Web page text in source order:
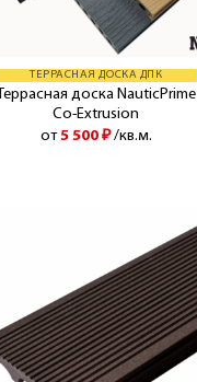
ТЕРРАСНАЯ ДОСКА ДПК
Террасная доска NauticPrime
Co-Extrusion
от5 500 ₽ /кв.м.